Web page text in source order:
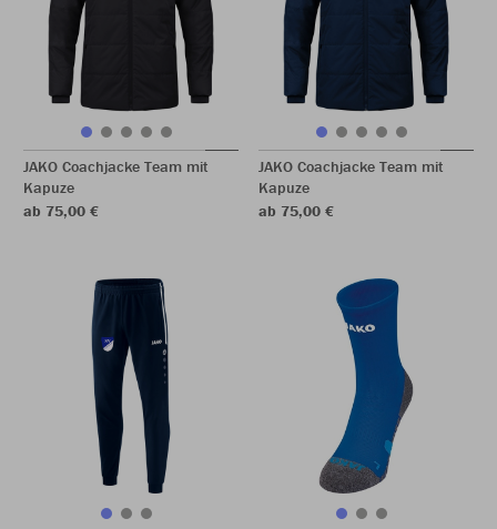
JAKO Coachjacke Team mit
Kapuze
ab 75,00 €
JAKO Coachjacke Team mit
Kapuze
ab 75,00 €